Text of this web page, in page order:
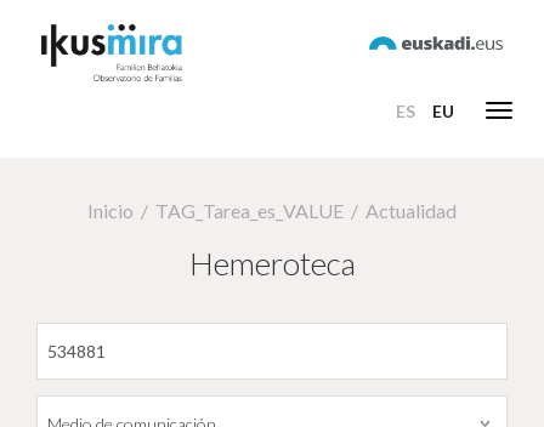
ES EU
Inicio TAG_Tarea_es_VALUE Actualidad
Hemeroteca
Filtrar por fecha